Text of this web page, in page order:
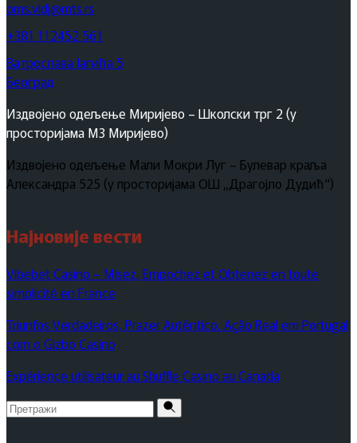
oms.vldj@mts.rs
+381 112452 561
Ватрослава Јагића 5
Београд
Издвојено одељење Миријево – Школски трг 2 (у
просторијама МЗ Миријево)
Издвојено одељење Мали Мокри Луг – Булевар краља
Александра 525 (у просторијама ОШ „Драгојло Дудић“)
Најновије вести
Vibebet Casino – Misez, Empochez et Obtenez en toute
simplicité en France
Triunfos Verdadeiros, Prazer Autêntico, Ação Real em Portugal
com o Gizbo Casino
Expérience utilisateur au Shuffle Casino au Canada
Pretraži